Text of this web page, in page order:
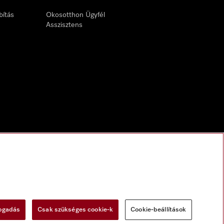
Okosotthon Ügyfél
Asszisztens
Csak szükséges cookie-k Cookie-beállítások